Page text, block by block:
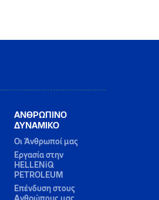
ΑΝΘΡΩΠΙΝΟ
ΔΥΝΑΜΙΚΟ
Οι Άνθρωποί μας
Εργασία στην
HELLENiQ
PETROLEUM
Επένδυση στους